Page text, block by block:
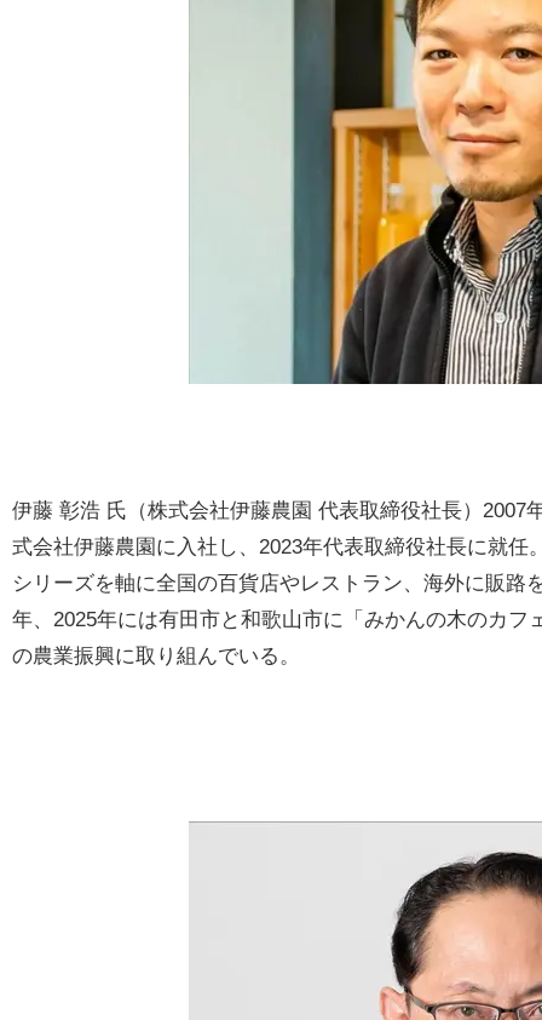
伊藤 彰浩 氏（株式会社伊藤農園 代表取締役社長）
式会社伊藤農園に入社し、2023年代表取締役社長に就
シリーズを軸に全国の百貨店やレストラン、海外に販路
年、2025年には有田市と和歌山市に「みかんの木のカ
の農業振興に取り組んでいる。